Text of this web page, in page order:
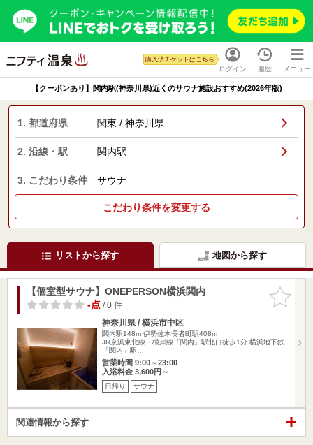
ログイン
購入済チケットはこちら
履歴 メニュー
【クーポンあり】関内駅(神奈川県)近くのサウナ施設おすすめ(2026年版)
1. 都道府県 関東 / 神奈川県
2. 沿線・駅 関内駅
3. こだわり条件 サウナ
こだわり条件を変更する
リストから探す 地図から探す
お気に入
りに追加
【個室型サウナ】ONEPERSON横浜関内
-点/ 0 件
神奈川県 / 横浜市中区
関内駅148m 伊勢佐木長者町駅408m
JR京浜東北線・根岸線「関内」駅北口徒歩1分 横浜地下鉄
「関内」駅…
営業時間 9:00～23:00
入浴料金 3,600円～
日帰り サウナ
関連情報から探す